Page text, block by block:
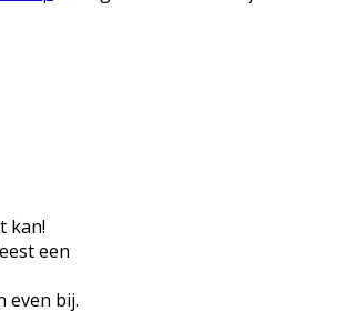
kan!
een
even bij.